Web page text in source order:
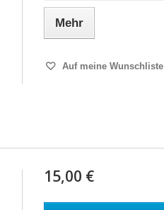
Mehr
Auf meine Wunschliste
15,00 €